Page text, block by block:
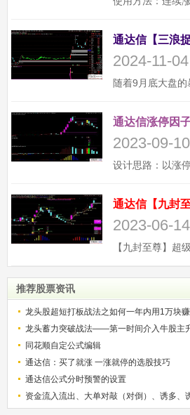
2024-11-04
通达信涨停因
2023-09-10
2023-06-14
推荐股票资讯
龙头股超短打板战法之如何一年内用1万块
解）
龙头蓄力突破战法——第一时间介入牛股主
的技巧（图解）
同花顺自定公式编辑
通达信：买了就涨 一涨就停的选股技巧
通达信公式分时预警的设置
资金流入流出、大单对敲（对倒）、诱多、